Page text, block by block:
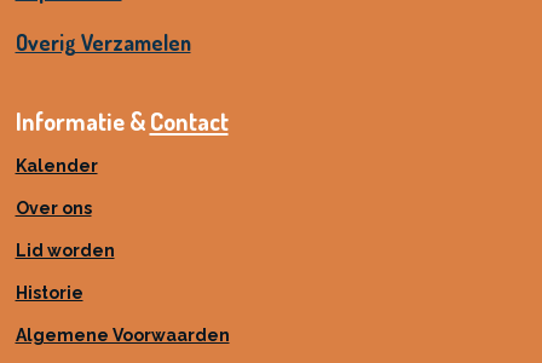
Overig Verzamelen
Informatie &Contact
Kalender
Over ons
Lid worden
Historie
Algemene Voorwaarden